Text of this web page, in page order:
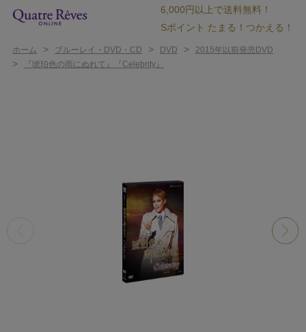
6,000円以上で送料無料！
Sポイント たまる！つかえる！
ホーム > ブルーレイ・DVD・CD > DVD > 2015年以前発売DVD
> 『琥珀色の雨にぬれて』『Celebrity』